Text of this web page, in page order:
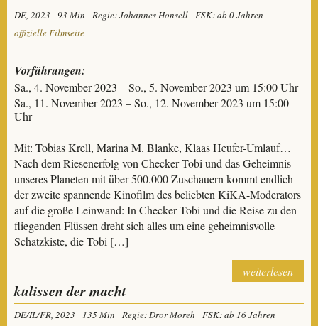
DE, 2023 93 Min Regie: Johannes Honsell FSK: ab 0 Jahren
offizielle Filmseite
Vorführungen:
Sa., 4. November 2023 – So., 5. November 2023 um 15:00 Uhr
Sa., 11. November 2023 – So., 12. November 2023 um 15:00
Uhr
Mit: Tobias Krell, Marina M. Blanke, Klaas Heufer-Umlauf…
Nach dem Riesenerfolg von Checker Tobi und das Geheimnis
unseres Planeten mit über 500.000 Zuschauern kommt endlich
der zweite spannende Kinofilm des beliebten KiKA-Moderators
auf die große Leinwand: In Checker Tobi und die Reise zu den
fliegenden Flüssen dreht sich alles um eine geheimnisvolle
Schatzkiste, die Tobi […]
weiterlesen
kulissen der macht
DE/IL/FR, 2023 135 Min Regie: Dror Moreh FSK: ab 16 Jahren